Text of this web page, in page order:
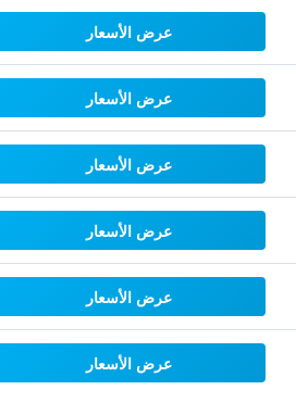
عرض الأسعار
عرض الأسعار
عرض الأسعار
عرض الأسعار
عرض الأسعار
عرض الأسعار